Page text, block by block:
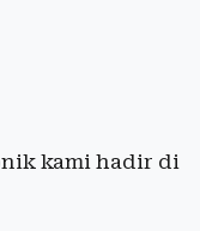
kami hadir di